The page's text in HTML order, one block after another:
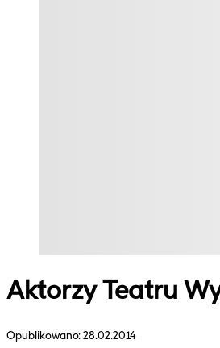
Aktorzy Teatru
Opublikowano:28.02.2014